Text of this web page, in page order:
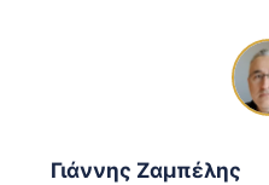
Γιάννης Ζαμπέλης